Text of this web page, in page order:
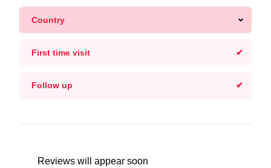
Country
First time visit
Follow up
Reviews will appear soon